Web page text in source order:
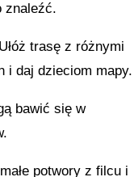
znaleźć.
trasę z różnymi
i daj dzieciom mapy.
bawić się w
potwory z filcu i